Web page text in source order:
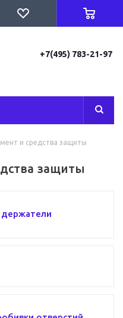
+7(495) 783-21-97
и средства защиты
защиты